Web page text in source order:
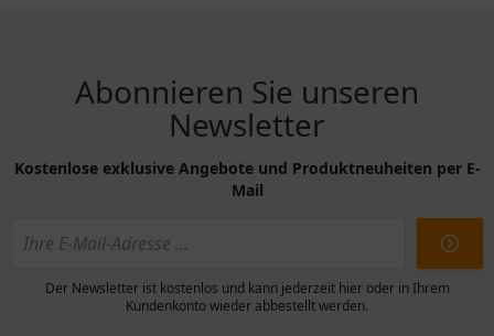
Abonnieren Sie unseren
Newsletter
Kostenlose exklusive Angebote und Produktneuheiten per E-
Mail
Der Newsletter ist kostenlos und kann jederzeit hier oder in Ihrem
Kundenkonto wieder abbestellt werden.